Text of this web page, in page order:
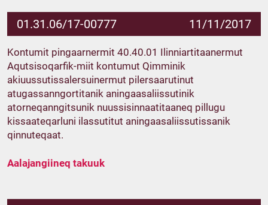
01.31.06/17-00777 11/11/2017
Kontumit pingaarnermit 40.40.01 Ilinniartitaanermut
Aqutsisoqarfik-miit kontumut Qimminik
akiuussutissalersuinermut pilersaarutinut
atugassanngortitanik aningaasaliissutinik
atorneqanngitsunik nuussisinnaatitaaneq pillugu
kissaateqarluni ilassutitut aningaasaliissutissanik
qinnuteqaat.
Aalajangiineq takuuk